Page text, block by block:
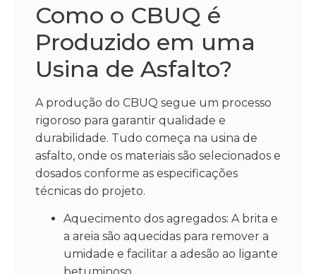
Como o CBUQ é
Produzido em uma
Usina de Asfalto?
A produção do CBUQ segue um processo
rigoroso para garantir qualidade e
durabilidade. Tudo começa na usina de
asfalto, onde os materiais são selecionados e
dosados conforme as especificações
técnicas do projeto.
Aquecimento dos agregados: A brita e
a areia são aquecidas para remover a
umidade e facilitar a adesão ao ligante